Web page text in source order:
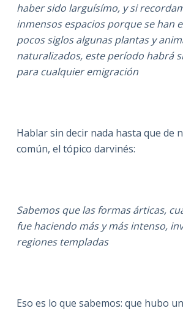
haber sido larguísímo, y si
inmensos espacios porque se han
pocos siglos algunas plantas y
naturalizados, este período habrá
para cualquier emigración
Hablar sin decir nada hasta que de
común, el tópico darvinés:
Sabemos que las formas árticas,
fue haciendo más y más intenso,
regiones templadas
Eso es lo que sabemos: que hubo